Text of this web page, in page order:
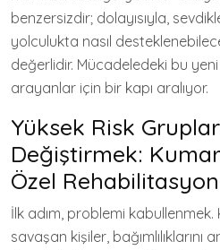
benzersizdir; dolayısıyla,
yolculukta nasıl
değerlidir. Mücadeledeki bu yeni
arayanlar için bir kapı aralıyor.
Yüksek Risk
Değiştirmek: Kumar
Özel
İlk adım, problemi kabullenmek.
savaşan kişiler, bağımlılıklarını